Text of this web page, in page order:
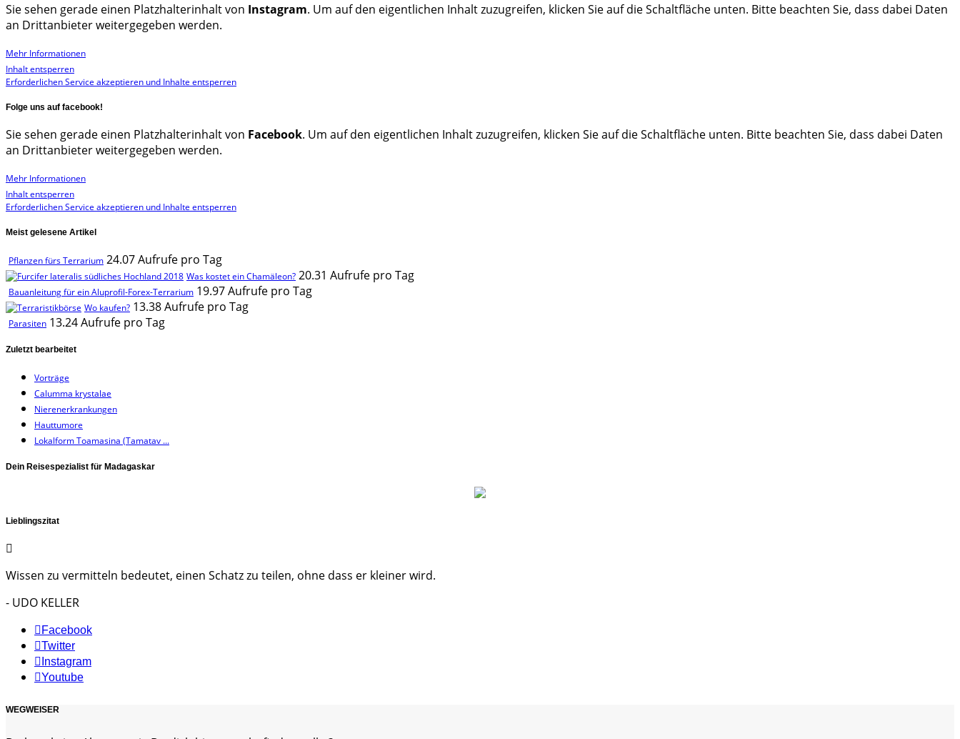
Sie sehen gerade einen Platzhalterinhalt von Instagram. Um auf den eigentlichen Inhalt zuzugreifen, klicken Sie auf die Schaltfläche unten. Bitte beachten Sie, dass dabei Daten
an Drittanbieter weitergegeben werden.
Mehr Informationen
Inhalt entsperren
Erforderlichen Service akzeptieren und Inhalte entsperren
Folge uns auf facebook!
Sie sehen gerade einen Platzhalterinhalt von Facebook. Um auf den eigentlichen Inhalt zuzugreifen, klicken Sie auf die Schaltfläche unten. Bitte beachten Sie, dass dabei Daten
an Drittanbieter weitergegeben werden.
Mehr Informationen
Inhalt entsperren
Erforderlichen Service akzeptieren und Inhalte entsperren
Meist gelesene Artikel
Pflanzen fürs Terrarium 24.07 Aufrufe pro Tag
Was kostet ein Chamäleon? 20.31 Aufrufe pro Tag
Bauanleitung für ein Aluprofil-Forex-Terrarium 19.97 Aufrufe pro Tag
Wo kaufen? 13.38 Aufrufe pro Tag
Parasiten 13.24 Aufrufe pro Tag
Zuletzt bearbeitet
Vorträge
Calumma krystalae
Nierenerkrankungen
Hauttumore
Lokalform Toamasina (Tamatav ...
Dein Reisespezialist für Madagaskar
Lieblingszitat
Wissen zu vermitteln bedeutet, einen Schatz zu teilen, ohne dass er kleiner wird.
- UDO KELLER
Facebook
Twitter
Instagram
Youtube
WEGWEISER